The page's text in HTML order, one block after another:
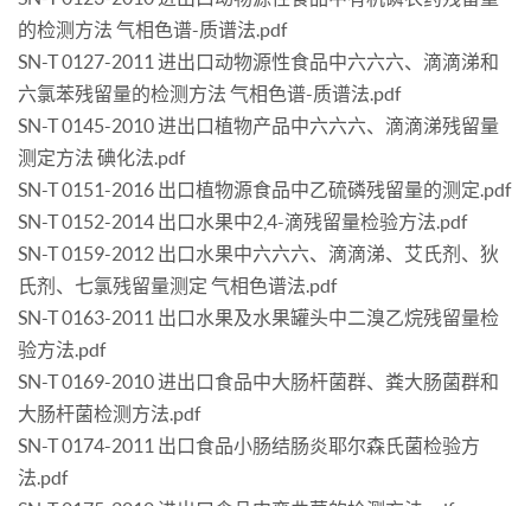
的检测方法 气相色谱-质谱法.pdf
SN-T 0127-2011 进出口动物源性食品中六六六、滴滴涕和
六氯苯残留量的检测方法 气相色谱-质谱法.pdf
SN-T 0145-2010 进出口植物产品中六六六、滴滴涕残留量
测定方法 碘化法.pdf
SN-T 0151-2016 出口植物源食品中乙硫磷残留量的测定.pdf
SN-T 0152-2014 出口水果中2,4-滴残留量检验方法.pdf
SN-T 0159-2012 出口水果中六六六、滴滴涕、艾氏剂、狄
氏剂、七氯残留量测定 气相色谱法.pdf
SN-T 0163-2011 出口水果及水果罐头中二溴乙烷残留量检
验方法.pdf
SN-T 0169-2010 进出口食品中大肠杆菌群、粪大肠菌群和
大肠杆菌检测方法.pdf
SN-T 0174-2011 出口食品小肠结肠炎耶尔森氏菌检验方
法.pdf